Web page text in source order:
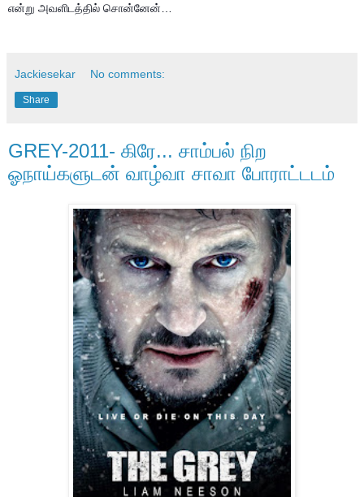
என்று அவளிடத்தில் சொன்னேன்…
Jackiesekar No comments:
Share
GREY-2011- கிரே... சாம்பல் நிற
ஓநாய்களுடன் வாழ்வா சாவா போராட்டடம்